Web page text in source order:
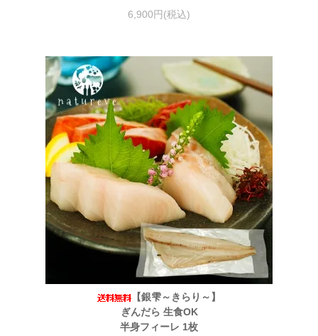
6,900円(税込)
【銀雫～きらり～】
ぎんだら 生食OK
半身フィーレ 1枚